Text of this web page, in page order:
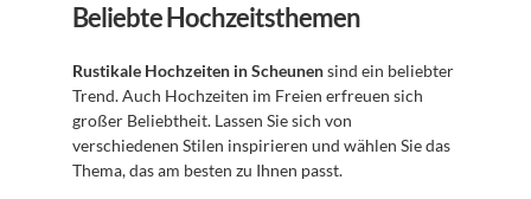
Beliebte Hochzeitsthemen
Rustikale Hochzeiten in Scheunen sind ein beliebter
Trend. Auch Hochzeiten im Freien erfreuen sich
großer Beliebtheit. Lassen Sie sich von
verschiedenen Stilen inspirieren und wählen Sie das
Thema, das am besten zu Ihnen passt.